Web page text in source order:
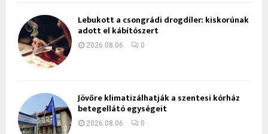
Lebukott a csongrádi drogdíler: kiskorúnak
adott el kábítószert
2026.08.06. 0
Jövőre klimatizálhatják a szentesi kórház
betegellátó egységeit
2026.08.06. 0